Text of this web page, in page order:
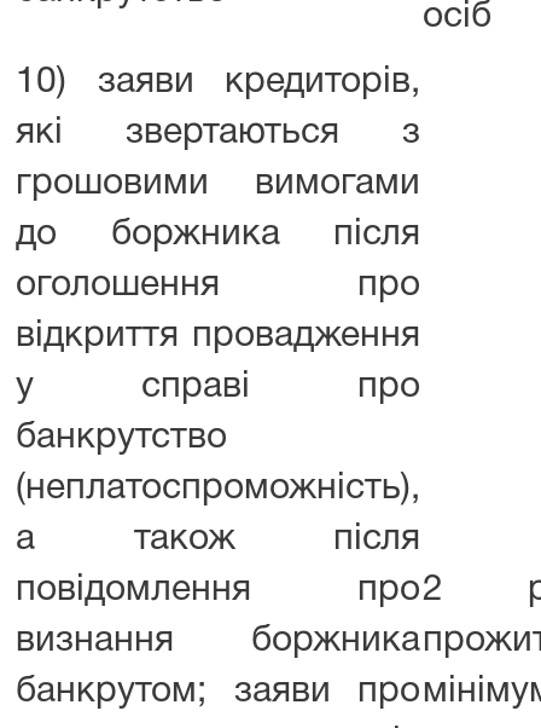
осіб
10) заяви кредиторів,
які звертаються з
грошовими вимогами
до боржника після
оголошення про
відкриття провадження
у справі про
банкрутство
(неплатоспроможність),
а також після
повідомлення про
визнання боржника
банкрутом; заяви про
2